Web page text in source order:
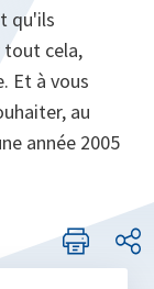
qu'ils
tout cela,
Et à vous
au
année 2005